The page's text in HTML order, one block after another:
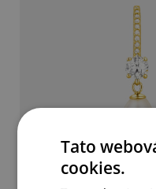
Tato
cookies.